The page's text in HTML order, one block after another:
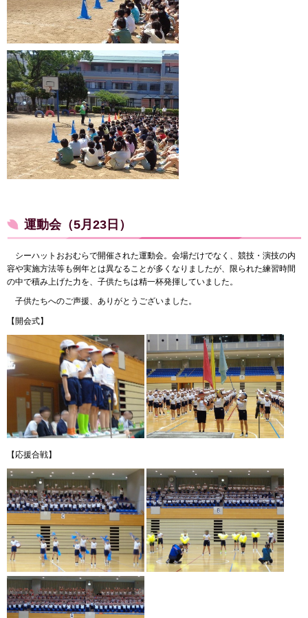
運動会（5月23日）
シーハットおおむらで開催された運動会。会場だけでなく、競技・演技の内
容や実施方法等も例年とは異なることが多くなりましたが、限られた練習時間
の中で積み上げた力を、子供たちは精一杯発揮していました。
子供たちへのご声援、ありがとうございました。
【開会式】
【応援合戦】